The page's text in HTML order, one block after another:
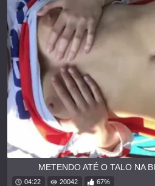
METENDO ATÉ O TALO NA
04:22 20042 67%